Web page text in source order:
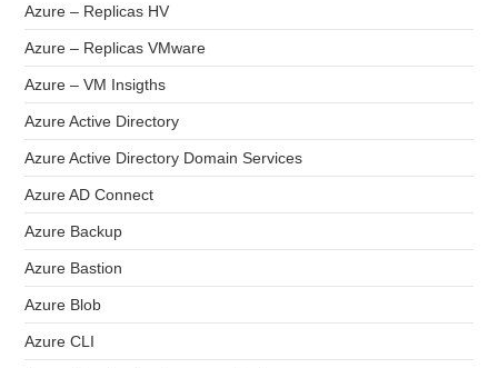
Azure – Replicas HV
Azure – Replicas VMware
Azure – VM Insigths
Azure Active Directory
Azure Active Directory Domain Services
Azure AD Connect
Azure Backup
Azure Bastion
Azure Blob
Azure CLI